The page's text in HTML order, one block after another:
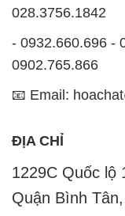
028.3756.1842
- 0932.660.696 -
0902.765.866
📧 Email:
ĐỊA CHỈ
1229C Quốc lộ
Quận Bình